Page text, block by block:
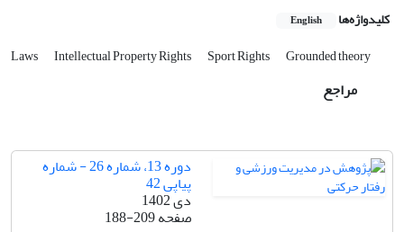
کلیدواژه‌ها English
Laws Intellectual Property Rights Sport Rights Grounded theory
مراجع
دوره 13، شماره 26 - شماره
پیاپی 42
دی 1402
صفحه188-209